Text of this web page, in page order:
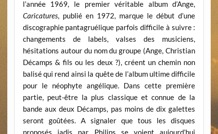
l’année 1969, le premier véritable album d’Ange,
Caricatures, publié en 1972, marque le début d’une
discographie pantagruélique parfois difficile à suivre :
changements de labels, valses des musiciens,
hésitations autour du nom du groupe (Ange, Christian
Décamps & fils ou les deux ?), créent un chemin non
balisé qui rend ainsi la quête de l’album ultime difficile
pour le néophyte angélique. Dans cette première
partie, peut-être la plus classique et connue de la
bande aux deux Décamps, pas moins de dix galettes
seront goûtées. A signaler que tous les disques
proposés jadis par Philips se voient aujourd’hui